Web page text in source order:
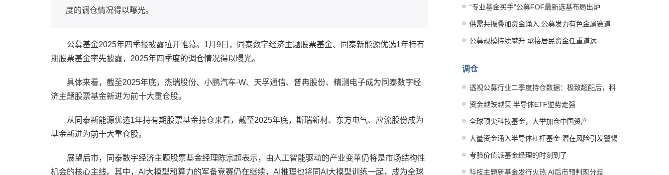
度的调仓情况得以曝光。
公募基金2025年四季报披露拉开帷幕。1月9日，同泰数字经济主题股票基金、同泰新能源优选1年持有
期股票基金率先披露，2025年四季度的调仓情况得以曝光。
具体来看，截至2025年底，杰瑞股份、小鹏汽车-W、天孚通信、普冉股份、精测电子成为同泰数字经
济主题股票基金新进为前十大重仓股。
从同泰新能源优选1年持有期股票基金持仓来看，截至2025年底，斯瑞新材、东方电气、应流股份成为
基金新进为前十大重仓股。
展望后市，同泰数字经济主题股票基金经理陈宗超表示，由人工智能驱动的产业变革仍将是市场结构性
机会的核心主线。其中，AI大模型和算力的军备竞赛仍在继续，AI推理也将同AI大模型训练一起，成为全球
“专业基金买手”公募FOF最新选基布局出炉
供需共振叠加资金涌入 公募发力有色金属赛道
公募规模持续攀升 承接居民资金任重道远
调仓
透视公募行业二季度持仓数据：极致超配后，科
技板块何去何从？资金越跌越买 半导体ETF逆势走强
全球顶尖科技基金，大举加仓中国资产
大量资金涌入半导体杠杆基金 潜在风险引发警惕
考验价值派基金经理的时刻到了
科技主题新基金发行火热 AI后市预判现分歧